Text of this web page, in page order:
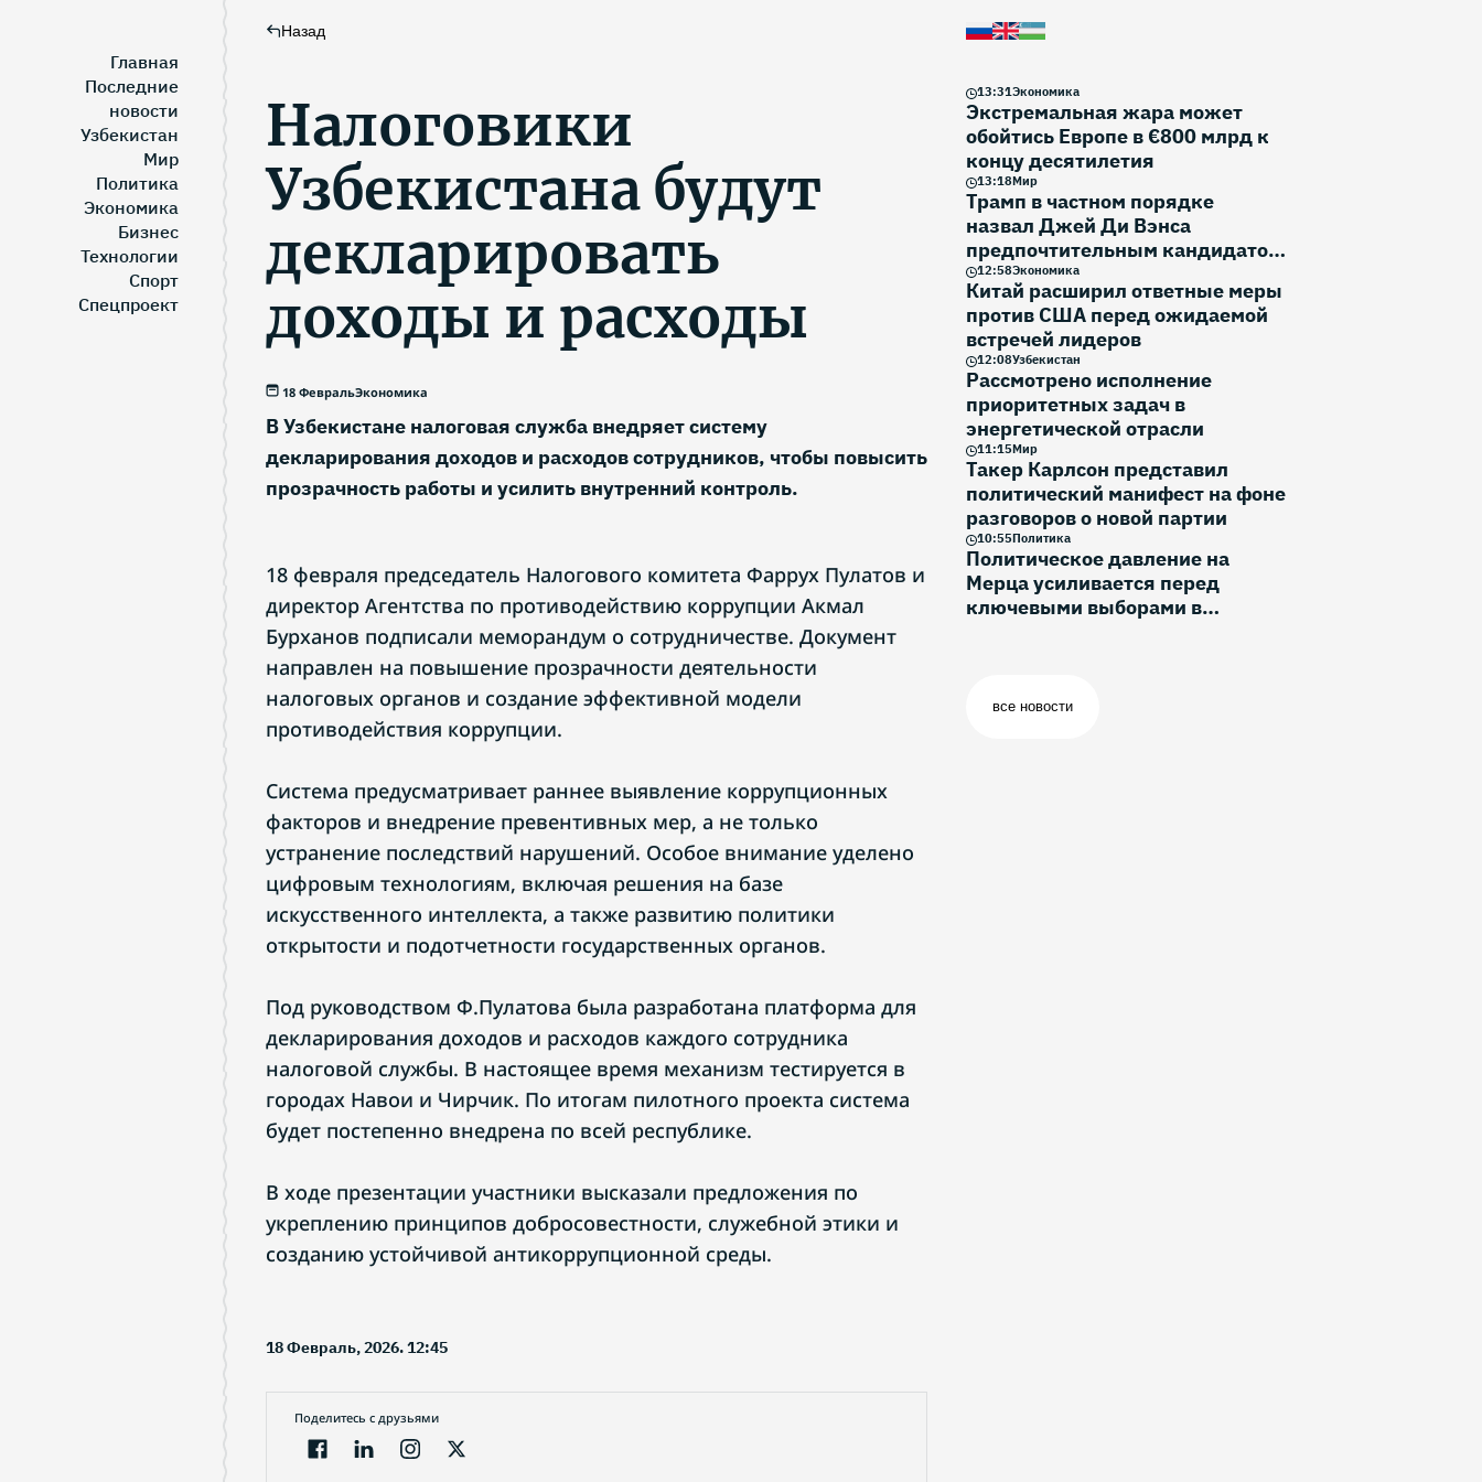
Главная
Последние
новости
Узбекистан
Мир
Политика
Экономика
Бизнес
Технологии
Спорт
Спецпроект
Назад
Налоговики
Узбекистана будут
декларировать
доходы и расходы
18 ФевральЭкономика
В Узбекистане налоговая служба внедряет систему
декларирования доходов и расходов сотрудников, чтобы повысить
прозрачность работы и усилить внутренний контроль.
18 февраля председатель Налогового комитета Фаррух Пулатов и
директор Агентства по противодействию коррупции Акмал
Бурханов подписали меморандум о сотрудничестве. Документ
направлен на повышение прозрачности деятельности
налоговых органов и создание эффективной модели
противодействия коррупции.
Система предусматривает раннее выявление коррупционных
факторов и внедрение превентивных мер, а не только
устранение последствий нарушений. Особое внимание уделено
цифровым технологиям, включая решения на базе
искусственного интеллекта, а также развитию политики
открытости и подотчетности государственных органов.
Под руководством Ф.Пулатова была разработана платформа для
декларирования доходов и расходов каждого сотрудника
налоговой службы. В настоящее время механизм тестируется в
городах Навои и Чирчик. По итогам пилотного проекта система
будет постепенно внедрена по всей республике.
В ходе презентации участники высказали предложения по
укреплению принципов добросовестности, служебной этики и
созданию устойчивой антикоррупционной среды.
18 Февраль, 2026. 12:45
Поделитесь с друзьями
13:31Экономика
Экстремальная жара может
обойтись Европе в €800 млрд к
концу десятилетия
13:18Мир
Трамп в частном порядке
назвал Джей Ди Вэнса
предпочтительным кандидатом
на выборы 2028 года
12:58Экономика
Китай расширил ответные меры
против США перед ожидаемой
встречей лидеров
12:08Узбекистан
Рассмотрено исполнение
приоритетных задач в
энергетической отрасли
11:15Мир
Такер Карлсон представил
политический манифест на фоне
разговоров о новой партии
10:55Политика
Политическое давление на
Мерца усиливается перед
ключевыми выборами в
все новости